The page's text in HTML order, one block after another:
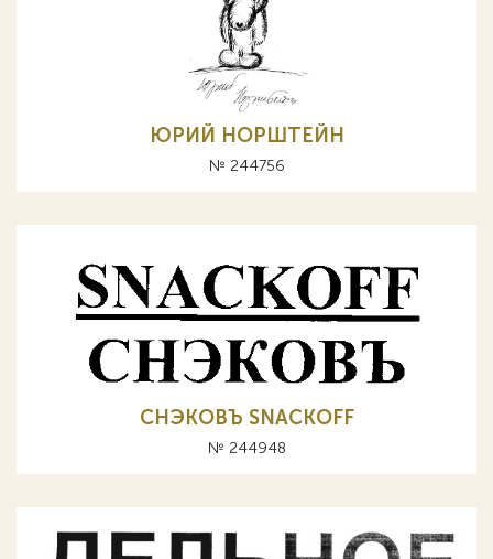
ЮРИЙ НОРШТЕЙН
№ 244756
СНЭКОВЪ SNACKOFF
№ 244948